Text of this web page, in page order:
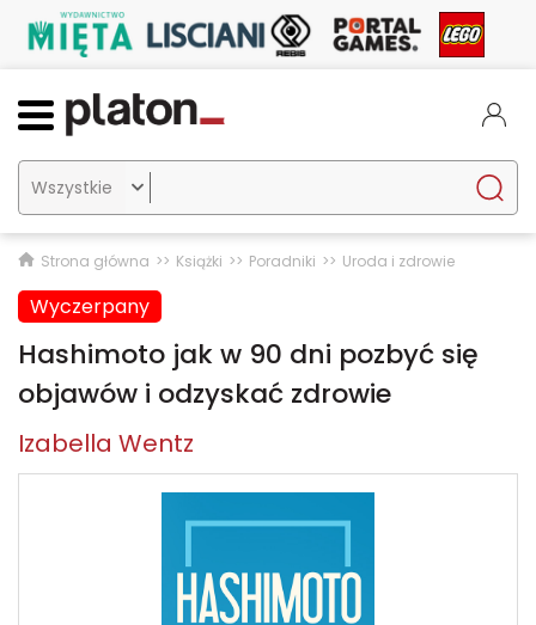

Strona główna Książki Poradniki Uroda i zdrowie
Wyczerpany
Hashimoto jak w 90 dni pozbyć się
objawów i odzyskać zdrowie
Izabella Wentz